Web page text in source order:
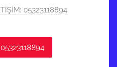
05323118894